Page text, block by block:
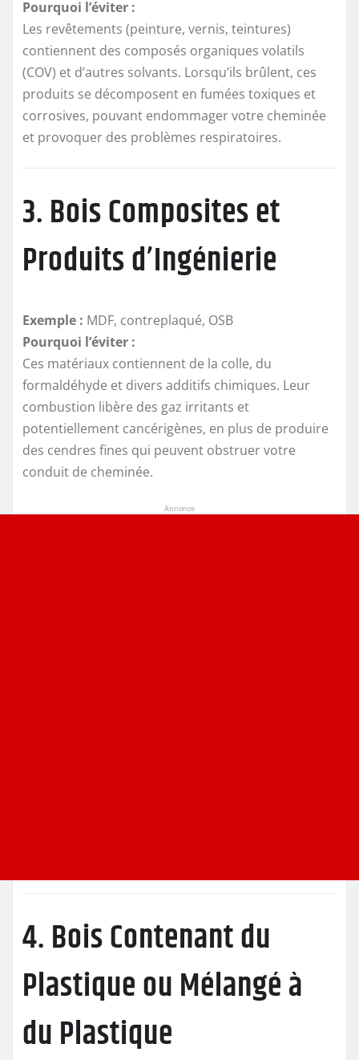
Pourquoi l’éviter :
Les revêtements (peinture, vernis, teintures)
contiennent des composés organiques volatils
(COV) et d’autres solvants. Lorsqu’ils brûlent, ces
produits se décomposent en fumées toxiques et
corrosives, pouvant endommager votre cheminée
et provoquer des problèmes respiratoires.
3. Bois Composites et
Produits d’Ingénierie
Exemple : MDF, contreplaqué, OSB
Pourquoi l’éviter :
Ces matériaux contiennent de la colle, du
formaldéhyde et divers additifs chimiques. Leur
combustion libère des gaz irritants et
potentiellement cancérigènes, en plus de produire
des cendres fines qui peuvent obstruer votre
conduit de cheminée.
Annonce
4. Bois Contenant du
Plastique ou Mélangé à
du Plastique